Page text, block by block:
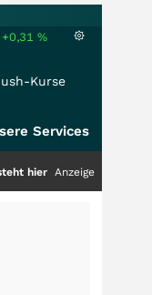
+0,31 %
Kurse
Services
nächsteAnzeige